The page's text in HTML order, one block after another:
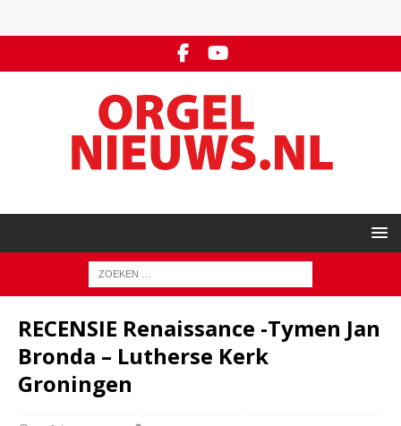
RECENSIE Renaissance -Tymen Jan
Bronda – Lutherse Kerk
Groningen